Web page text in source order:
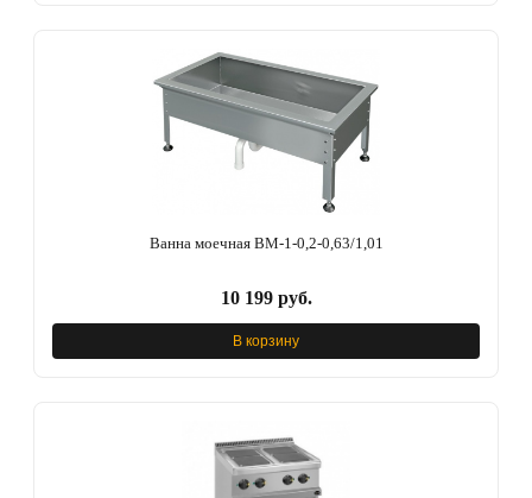
Ванна моечная ВМ-1-0,2-0,63/1,01
10 199 руб.
В корзину